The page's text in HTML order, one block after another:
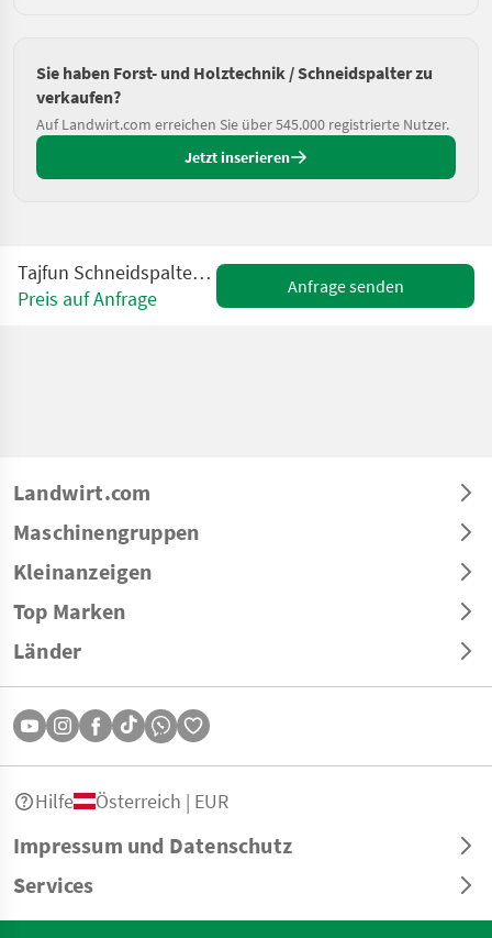
Sie haben Forst- und Holztechnik / Schneidspalter zu
verkaufen?
Auf Landwirt.com erreichen Sie über 545.000 registrierte Nutzer.
Jetzt inserieren
Tajfun Schneidspalter RCA 400 JOY - AKTION
Preis auf Anfrage
Anfrage senden
Landwirt.com
Maschinengruppen
Kleinanzeigen
Top Marken
Länder
Impressum und Datenschutz
Services
Hilfe Österreich | EUR